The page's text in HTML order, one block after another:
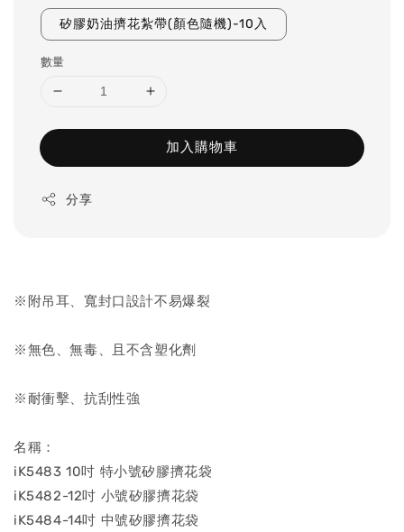
矽膠奶油擠花紮帶(顏色隨機)-10入
數量
加入購物車
分享
※附吊耳、寬封口設計不易爆裂
※無色、無毒、且不含塑化劑
※耐衝擊、抗刮性強
名稱：
iK5483 10吋 特小號矽膠擠花袋
iK5482-12吋 小號矽膠擠花袋
iK5484-14吋 中號矽膠擠花袋